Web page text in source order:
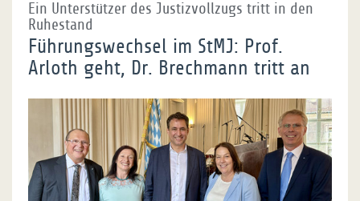
Ein Unterstützer des Justizvollzugs tritt in den
Ruhestand
Führungswechsel im StMJ: Prof.
Arloth geht, Dr. Brechmann tritt an